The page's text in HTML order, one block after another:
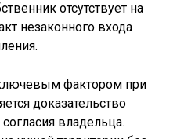
отсутствует на
незаконного входа
фактором при
доказательство
владельца.